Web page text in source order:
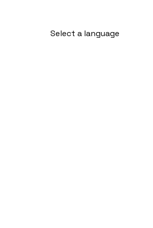
Select a language